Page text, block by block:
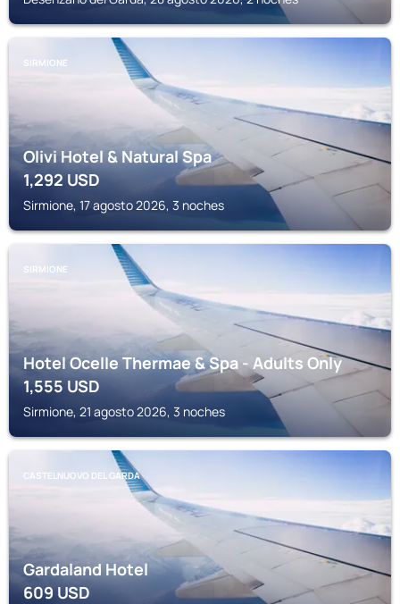
SIRMIONE
Olivi Hotel & Natural Spa
1,292USD
Sirmione, 17 agosto 2026, 3 noches
SIRMIONE
Hotel Ocelle Thermae & Spa - Adults Only
1,555USD
Sirmione, 21 agosto 2026, 3 noches
CASTELNUOVO DEL GARDA
Gardaland Hotel
609USD